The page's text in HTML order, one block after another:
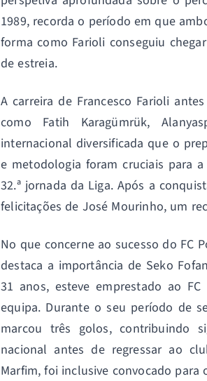
1989, recorda o período em que
forma como Farioli conseguiu
de estreia.
A carreira de Francesco Farioli
como Fatih Karagümrük,
internacional diversificada que o
e metodologia foram cruciais para
32.ª jornada da Liga. Após a
felicitações de José Mourinho, um
No que concerne ao sucesso do FC
destaca a importância de Seko
31 anos, esteve emprestado ao
equipa. Durante o seu período de
marcou três golos, contribuindo
nacional antes de regressar ao
Marfim, foi inclusive convocado para